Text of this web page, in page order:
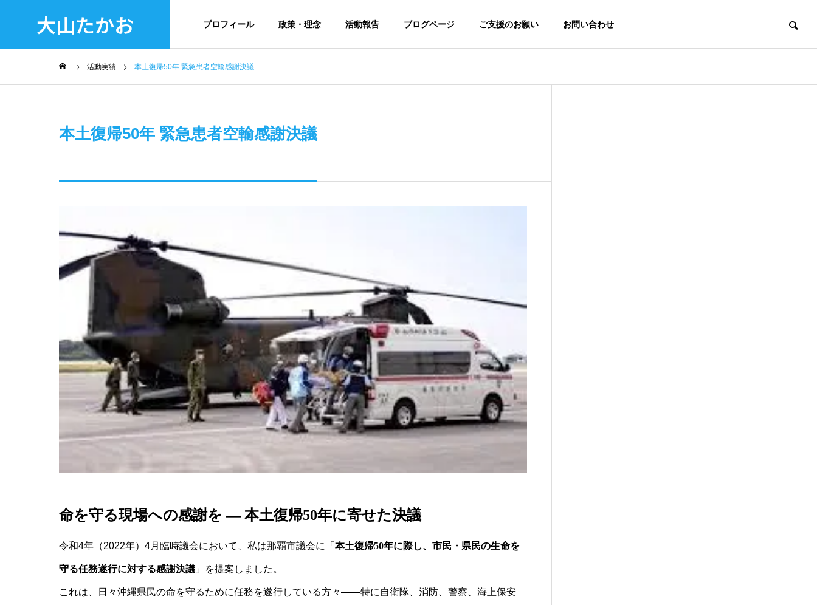
大山たかお プロフィール 政策・理念 活動報告 ブログページ ご支援のお願い お問い合わせ
活動実績 本土復帰50年 緊急患者空輸感謝決議
本土復帰50年 緊急患者空輸感謝決議
命を守る現場への感謝を ― 本土復帰50年に寄せた決議
令和4年（2022年）4月臨時議会において、私は那覇市議会に「 本土復帰50年に際し、市民・県民の生命を
守る任務遂行に対する感謝決議 」を提案しました。
これは、日々沖縄県民の命を守るために任務を遂行している方々――特に自衛隊、消防、警察、海上保安